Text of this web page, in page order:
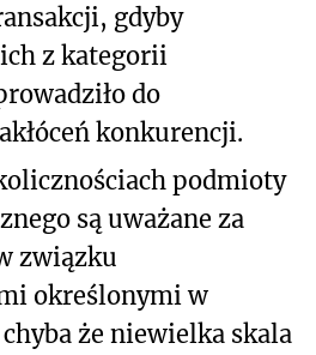
gdyby
z kategorii
do
konkurencji.
podmioty
są uważane za
związku
określonymi w
że niewielka skala